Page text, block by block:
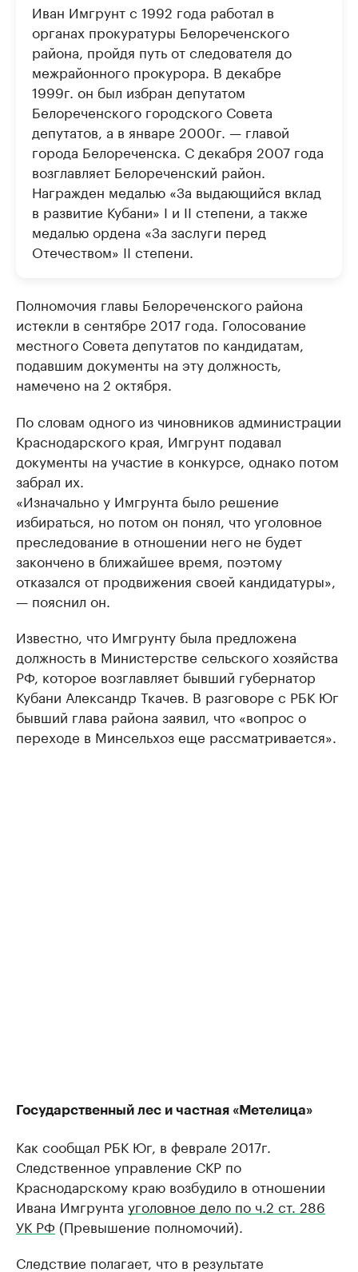
Иван Имгрунт с 1992 года работал в
органах прокуратуры Белореченского
района, пройдя путь от следователя до
межрайонного прокурора. В декабре
1999г. он был избран депутатом
Белореченского городского Совета
депутатов, а в январе 2000г. — главой
города Белореченска. С декабря 2007 года
возглавляет Белореченский район.
Награжден медалью «За выдающийся вклад
в развитие Кубани» I и II степени, а также
медалью ордена «За заслуги перед
Отечеством» II степени.
Полномочия главы Белореченского района
истекли в сентябре 2017 года. Голосование
местного Совета депутатов по кандидатам,
подавшим документы на эту должность,
намечено на 2 октября.
По словам одного из чиновников администрации
Краснодарского края, Имгрунт подавал
документы на участие в конкурсе, однако потом
забрал их.
«Изначально у Имгрунта было решение
избираться, но потом он понял, что уголовное
преследование в отношении него не будет
закончено в ближайшее время, поэтому
отказался от продвижения своей кандидатуры»,
— пояснил он.
Известно, что Имгрунту была предложена
должность в Министерстве сельского хозяйства
РФ, которое возглавляет бывший губернатор
Кубани Александр Ткачев. В разговоре с РБК Юг
бывший глава района заявил, что «вопрос о
переходе в Минсельхоз еще рассматривается».
Государственный лес и частная «Метелица»
Как сообщал РБК Юг, в феврале 2017г.
Следственное управление СКР по
Краснодарскому краю возбудило в отношении
Ивана Имгрунта уголовное дело по ч.2 ст. 286
УК РФ (Превышение полномочий).
Следствие полагает, что в результате